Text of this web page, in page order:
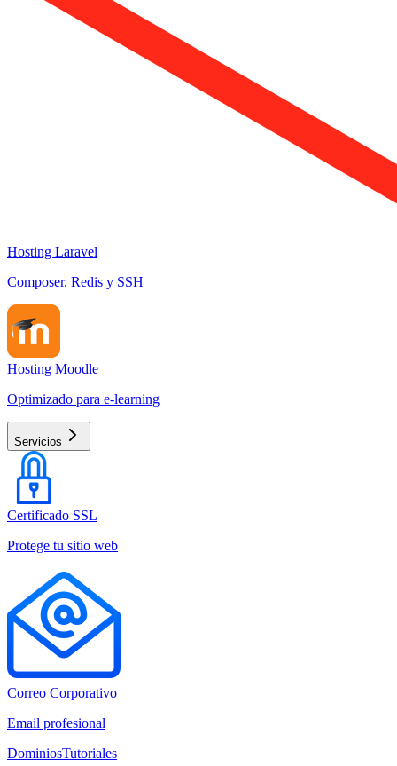
Hosting Laravel
Composer, Redis y SSH
Hosting Moodle
Optimizado para e-learning
Servicios
Certificado SSL
Protege tu sitio web
Correo Corporativo
Email profesional
DominiosTutoriales